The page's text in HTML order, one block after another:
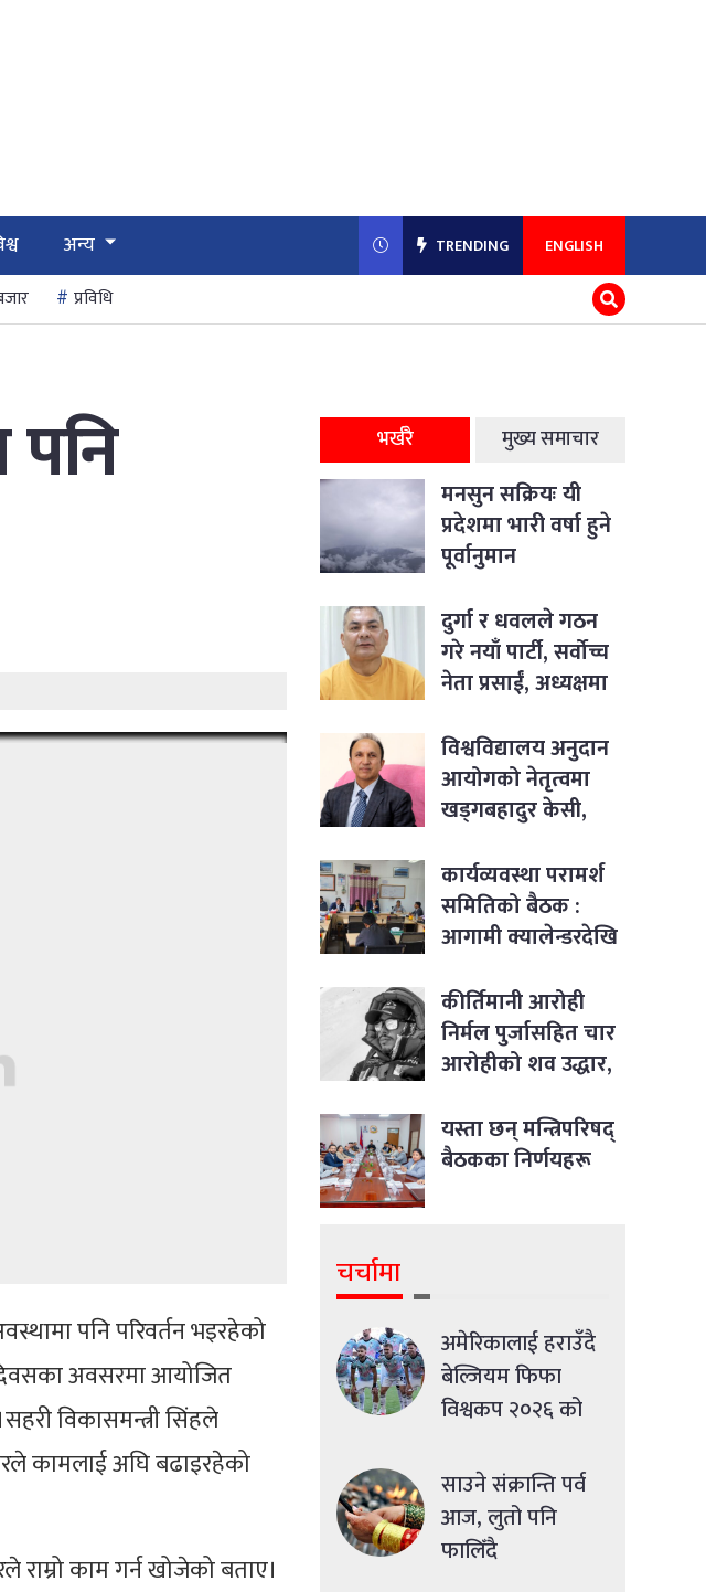
अन्य TRENDING ENGLISH
प्रविधि
पनि परिवर्तन भइरहेको
अवसरमा आयोजित
विकासमन्त्री सिंहले
कामलाई अघि बढाइरहेको
राम्रो काम गर्न खोजेको बताए।
भर्खरै मुख्य समाचार
मनसुन सक्रियः यी
प्रदेशमा भारी वर्षा हुने
पूर्वानुमान
दुर्गा र धवलले गठन
गरे नयाँ पार्टी, सर्वोच्च
नेता प्रसाईं, अध्यक्षमा
विश्वविद्यालय अनुदान
आयोगको नेतृत्वमा
खड्गबहादुर केसी,
नियुक्त
कार्यव्यवस्था परामर्श
समितिको बैठक :
आगामी क्यालेन्डरदेखि
विषयसम्म छलफल
कीर्तिमानी आरोही
निर्मल पुर्जासहित चार
आरोहीको शव उद्धार,
यस्ता छन् मन्त्रिपरिषद्
बैठकका निर्णयहरू
चर्चामा
अमेरिकालाई हराउँदै
बेल्जियम फिफा
विश्वकप २०२६ को
प्रवेश
साउने संक्रान्ति पर्व
आज, लुतो पनि
फालिँदै